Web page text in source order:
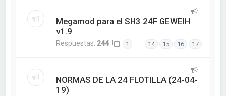
Megamod para el SH3 24F GEWEIH
v1.9
Respuestas: 244 1 … 14 15 16 17
NORMAS DE LA 24 FLOTILLA (24-04-
19)